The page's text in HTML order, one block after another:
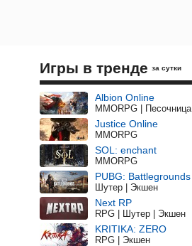
Игры в тренде за сутки
Albion Online
MMORPG | Песочница
Justice Online
MMORPG
SOL: enchant
MMORPG
PUBG: Battlegrounds
Шутер | Экшен
Next RP
RPG | Шутер | Экшен
KRITIKA: ZERO
RPG | Экшен